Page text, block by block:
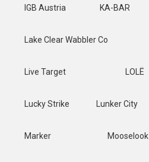
IGB Austria KA-BAR
Lake Clear Wabbler Co
Live Target LOLË
Lucky Strike Lunker City
Marker Mooselook